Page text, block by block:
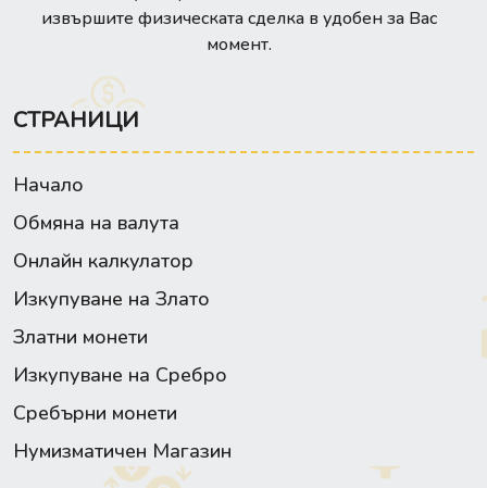
извършите физическата сделка в удобен за Вас
момент.
СТРАНИЦИ
Начало
Обмяна на валута
Онлайн калкулатор
Изкупуване на Злато
Златни монети
Изкупуване на Сребро
Сребърни монети
Нумизматичен Магазин